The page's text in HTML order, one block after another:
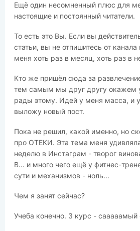
Ещё один несомненный плюс для
настоящие и постоянный читатели.
То есть это Вы. Если вы
статьи, вы не отпишитесь от канала
меня хоть раз в месяц, хоть раз в
Кто же пришёл сюда за
тем самым мы друг другу окажем
рады этому. Идей у меня масса, и
выложу новый пост.
Пока не решил, какой именно, но
про ОТЕКИ. Эта тема меня
неделю в Инстаграм - творог
В... и много чего ещё у фитнес-
сути и механизмов - ноль...
Чем я занят сейчас?
Учеба конечно. 3 курс -